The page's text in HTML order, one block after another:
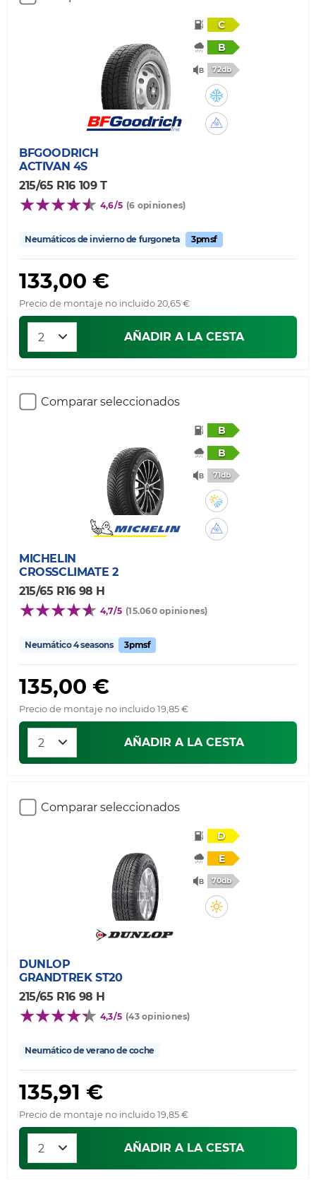
C
B
72db
BFGOODRICH
ACTIVAN 4S
215/65 R16 109 T
4,6/5 (6 opiniones)
Neumáticos de invierno de furgoneta 3pmsf
133,00 €
Precio de montaje no incluido 20,65 €
AÑADIR A LA CESTA
Comparar seleccionados
B
B
71db
MICHELIN
CROSSCLIMATE 2
215/65 R16 98 H
4,7/5 (15.060 opiniones)
Neumático 4 seasons 3pmsf
135,00 €
Precio de montaje no incluido 19,85 €
AÑADIR A LA CESTA
Comparar seleccionados
D
E
70db
DUNLOP
GRANDTREK ST20
215/65 R16 98 H
4,3/5 (43 opiniones)
Neumático de verano de coche
135,91 €
Precio de montaje no incluido 19,85 €
AÑADIR A LA CESTA